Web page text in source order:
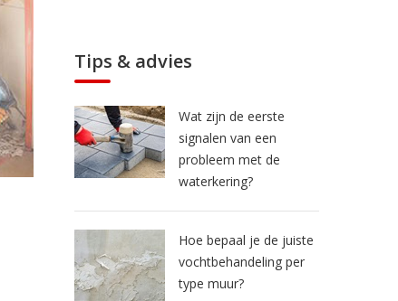
Tips & advies
Wat zijn de eerste
signalen van een
probleem met de
waterkering?
Hoe bepaal je de juiste
vochtbehandeling per
type muur?